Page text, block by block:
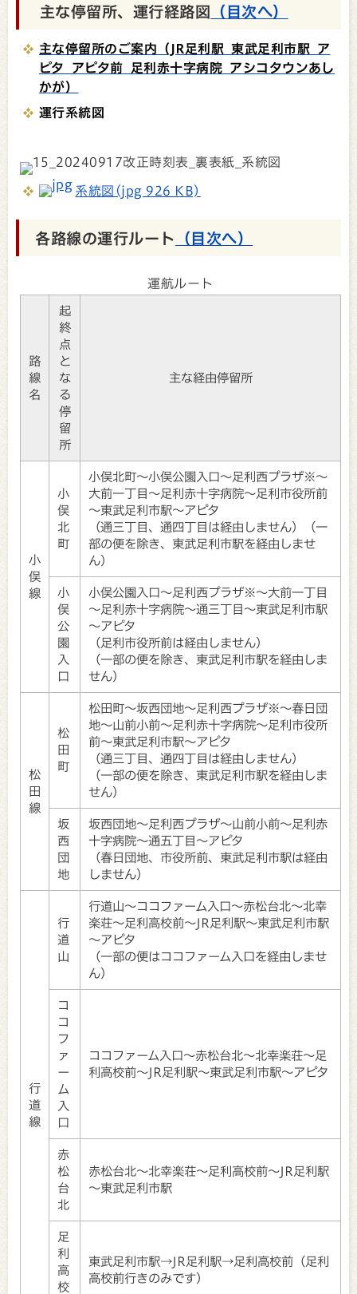
主な停留所、運行経路図 （目次へ）
主な停留所のご案内（JR足利駅 東武足利市駅 ア
ピタ アピタ前 足利赤十字病院 アシコタウンあし
かが）
運行系統図
系統図(jpg 926 KB)
各路線の運行ルート （目次へ）
運航ルート
路
線
名
起
終
点
と
な
る
停
留
所
主な経由停留所
小
俣
線
小
俣
北
町
小俣北町～小俣公園入口～足利西プラザ※～
大前一丁目～足利赤十字病院～足利市役所前
～東武足利市駅～アピタ
（通三丁目、通四丁目は経由しません）（一
部の便を除き、東武足利市駅を経由しませ
ん）
小
俣
公
園
入
口
小俣公園入口～足利西プラザ※～大前一丁目
～足利赤十字病院～通三丁目～東武足利市駅
～アピタ
（足利市役所前は経由しません）
（一部の便を除き、東武足利市駅を経由しま
せん）
松
田
線
松
田
町
松田町～坂西団地～足利西プラザ※～春日団
地～山前小前～足利赤十字病院～足利市役所
前～東武足利市駅～アピタ
（通三丁目、通四丁目は経由しません）
（一部の便を除き、東武足利市駅を経由しま
せん）
坂
西
団
地
坂西団地～足利西プラザ～山前小前～足利赤
十字病院～通五丁目～アピタ
（春日団地、市役所前、東武足利市駅は経由
しません）
行
道
線
行
道
山
行道山～ココファーム入口～赤松台北～北幸
楽荘～足利高校前～JR足利駅～東武足利市駅
～アピタ
（一部の便はココファーム入口を経由しませ
ん）
コ
コ
フ
ァ
ー
ム
入
口
ココファーム入口～赤松台北～北幸楽荘～足
利高校前～JR足利駅～東武足利市駅～アピタ
赤
松
台
北
赤松台北～北幸楽荘～足利高校前～JR足利駅
～東武足利市駅
足
利
高
校
東武足利市駅→JR足利駅→足利高校前（足利
高校前行きのみです）